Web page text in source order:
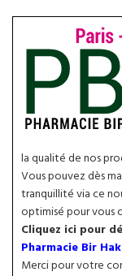
la qualité de nos
Vous pouvez dès
tranquillité via ce
optimisé pour vous
Cliquez ici pour
Pharmacie Bir
Merci pour votre